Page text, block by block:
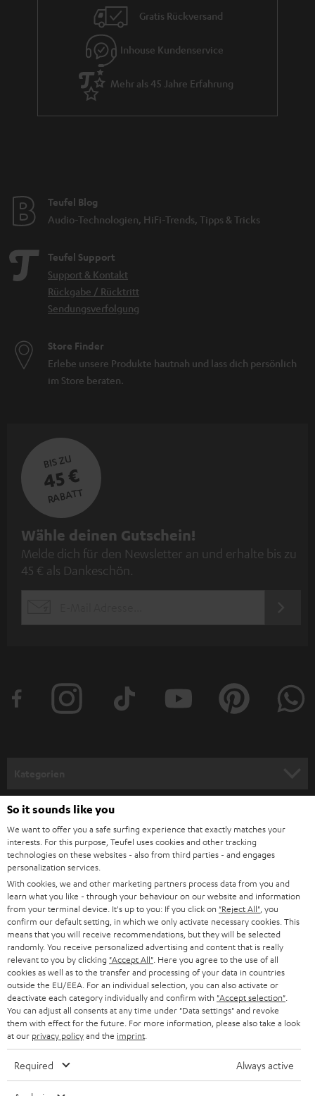
Gratis Rückversand
Inhouse Kundenservice
Mehr als 45 Jahre Erfahrung
Teufel Blog
Audio-Technologien, HiFi-Trends, Tipps & Tricks
Teufel Support
Support & Kontakt
Rückgabe / Rücktritt
Sendungsverfolgung
Store Finder
Erlebe unsere Produkte hautnah und lass dich persönlich
im Store beraten.
BIS ZU
45 €
RABATT
N
e
w
e
e
l
d
u
n
g
Wähle deinen Gutschein!
Melde dich für den Newsletter an und erhalte bis zu
45 € als Dankeschön.
HEIMKINO
HEIMKINO-KOMPLETTANLAGEN
SOUNDBARS
STEREO
SMART HOME
BLUETOOTH-LAUTSPRECHER
KOPFHÖRER
BLUETOOTH-KOPFHÖRER
STEREOANLAGEN
LAUTSPRECHER
Unternehmen
SUPPORT
PRESSE & MARKETING
GESCHÄFTSKUNDEN
PARTNERPROGRAMM
BLOG
NEWSLETTER
STORES
DEINE VORTEILE BEI TEUFEL
Teufel Onlineshops
DEUTSCHLAND
ÖSTERREICH
SCHWEIZ
NIEDERLANDE
BELGIEN
So it sounds like you
We want to offer you a safe surfing experience that exactly matches your
interests. For this purpose, Teufel uses cookies and other tracking
technologies on these websites - also from third parties - and engages
personalization services.
With cookies, we and other marketing partners process data from you and
learn what you like - through your behaviour on our website and information
from your terminal device. It's up to you: If you click on "Reject All" , you
confirm our default setting, in which we only activate necessary cookies. This
means that you will receive recommendations, but they will be selected
randomly. You receive personalized advertising and content that is really
relevant to you by clicking "Accept All" . Here you agree to the use of all
cookies as well as to the transfer and processing of your data in countries
outside the EU/EEA. For an individual selection, you can also activate or
deactivate each category individually and confirm with "Accept selection"
You can adjust all consents at any time under "Data settings" and revoke
them with effect for the future. For more information, please also take a look
at our privacy policyand the imprint
Required Always active